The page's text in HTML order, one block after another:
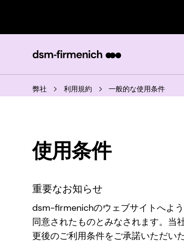
弊社 利用規約 一般的な使用条件
使用条件
重要なお知らせ
dsm-firmenichのウェブサイトへよ
同意されたものとみなされます。当
更後のご利用条件をご承諾いただい